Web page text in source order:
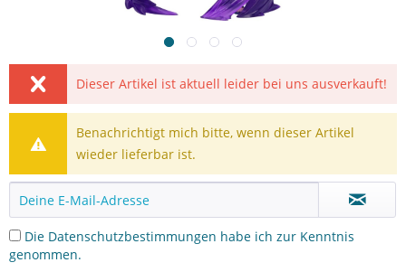
Dieser Artikel ist aktuell leider bei uns ausverkauft!
Benachrichtigt mich bitte, wenn dieser Artikel
wieder lieferbar ist.
Die Datenschutzbestimmungen habe ich zur Kenntnis
genommen.